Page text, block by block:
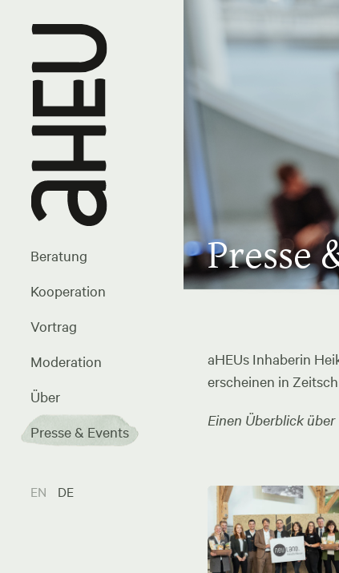
Beratung
Kooperation
Vortrag
Moderation
Über
Presse & Events
EN DE
Presse
aHEUs Inhaberin
erscheinen in
Einen Überblick